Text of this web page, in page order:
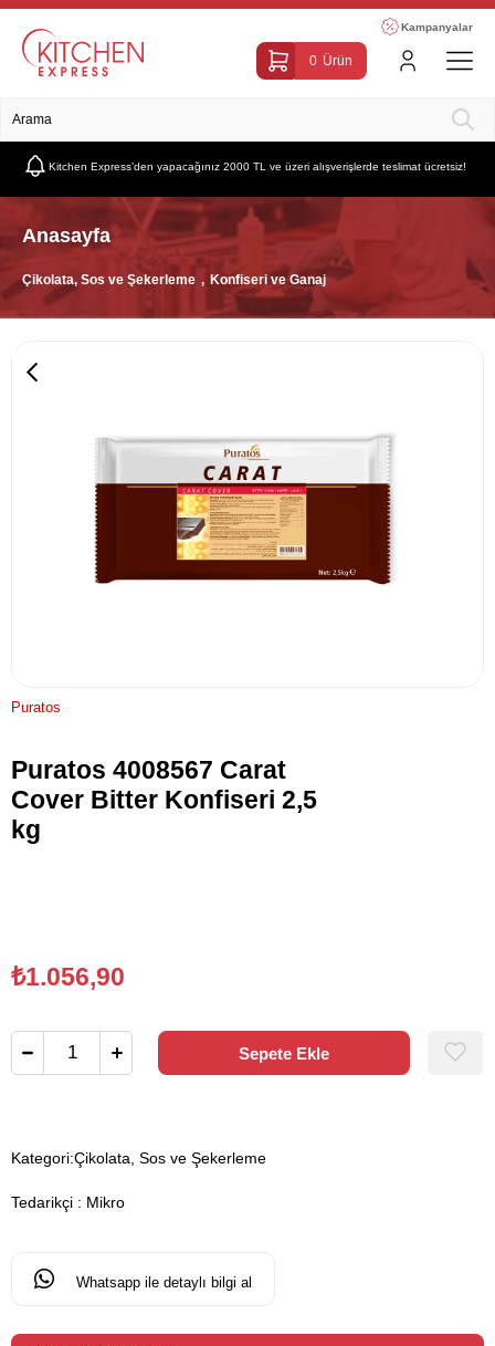
Kampanyalar
0 Ürün
Kitchen Express’den yapacağınız 2000 TL ve üzeri alışverişlerde teslimat ücretsiz!
Anasayfa
Çikolata, Sos ve Şekerleme Konfiseri ve Ganaj
Puratos
Puratos 4008567 Carat
Cover Bitter Konfiseri 2,5
kg
₺1.056,90
Kategori:Çikolata, Sos ve Şekerleme
Tedarikçi : Mikro
Whatsapp ile detaylı bilgi al